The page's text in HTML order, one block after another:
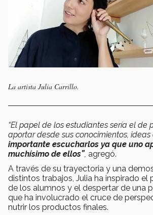
La artista Julia Carrillo.
“El papel de los estudiantes sería el de
aportar desde sus conocimientos, ideas
importante escucharlos ya que uno
muchísimo de ellos”, agregó.
A través de su trayectoria y una
distintos trabajos, Julia ha inspirado el
de los alumnos y el despertar de una
que ha involucrado el cruce de
nutrir los productos finales.